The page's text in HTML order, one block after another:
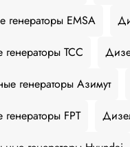
генераторы EMSA
ТСС
генераторы Азимут
FPT